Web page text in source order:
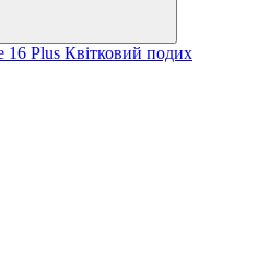
16 Plus Квітковий подих